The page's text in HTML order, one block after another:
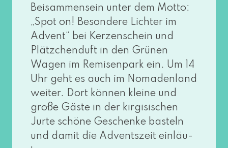
Beisammensein unter dem Motto:
„Spot on! Besondere Lichter im
Advent“ bei Kerzenschein und
Plätzchenduft in den Grünen
Wagen im Remisenpark ein. Um 14
Uhr geht es auch im Nomadenland
wei­ter. Dort kön­nen klei­ne und
gro­ße Gäste in der kir­gi­si­schen
Jurte schö­ne Geschenke bas­teln
und damit die Adventszeit ein­läu­